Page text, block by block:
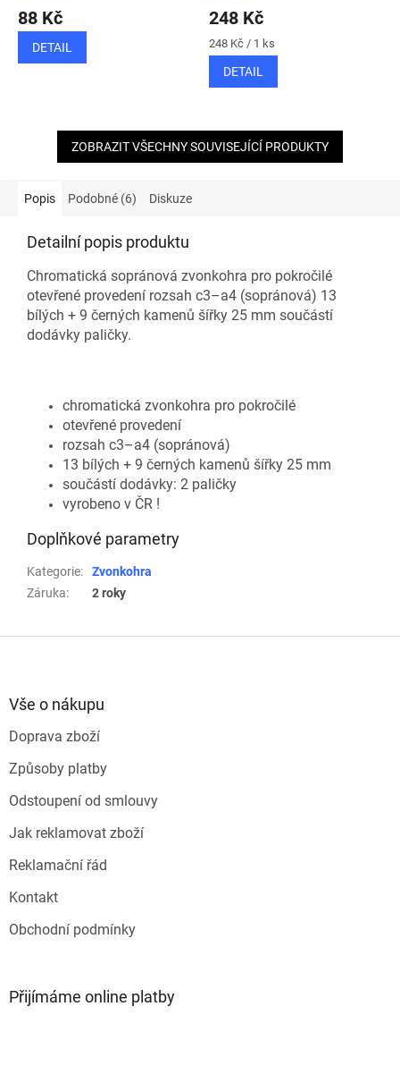
88 Kč
DETAIL
248 Kč
Měrná
cena:
248 Kč / 1 ks
DETAIL
ZOBRAZIT VŠECHNY SOUVISEJÍCÍ PRODUKTY
Popis Podobné (6) Diskuze
Detailní popis produktu
Chromatická sopránová zvonkohra pro pokročilé
otevřené provedení rozsah c3–a4 (sopránová) 13
bílých + 9 černých kamenů šířky 25 mm součástí
dodávky paličky.
chromatická zvonkohra pro pokročilé
otevřené provedení
rozsah c3–a4 (sopránová)
13 bílých + 9 černých kamenů šířky 25 mm
součástí dodávky: 2 paličky
vyrobeno v ČR !
Doplňkové parametry
Kategorie:
Zvonkohra
Záruka: 2 roky
Vše o nákupu
Doprava zboží
Způsoby platby
Odstoupení od smlouvy
Jak reklamovat zboží
Reklamační řád
Kontakt
Obchodní podmínky
Přijímáme online platby